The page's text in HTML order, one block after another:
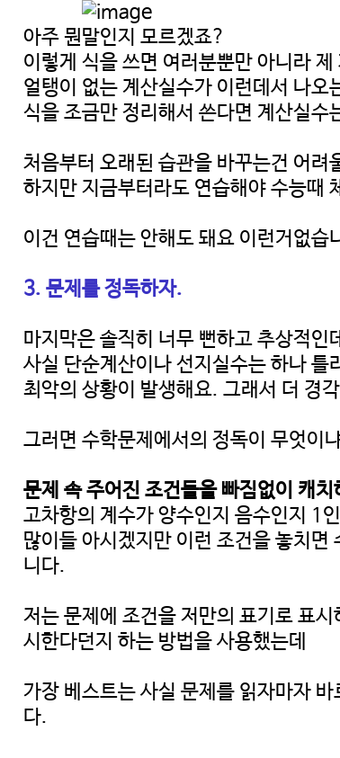
아주 뭔말인지 모르겠죠?
이렇게 식을 쓰면 여러분뿐만 아니라
얼탱이 없는 계산실수가 이런데서 나오
식을 조금만 정리해서 쓴다면 계산실
처음부터 오래된 습관을 바꾸는건 어려
하지만 지금부터라도 연습해야 수능때
이건 연습때는 안해도 돼요 이런거없
3. 문제를 정독하자.
마지막은 솔직히 너무 뻔하고 추상적
사실 단순계산이나 선지실수는 하나
최악의 상황이 발생해요. 그래서 더 경
그러면 수학문제에서의 정독이 무엇이
문제 속 주어진 조건들을 빠짐없이 캐치
고차항의 계수가 양수인지 음수인지 1
많이들 아시겠지만 이런 조건을 놓치
니다.
저는 문제에 조건을 저만의 표기로 표
시한다던지 하는 방법을 사용했는데
가장 베스트는 사실 문제를 읽자마자
다.